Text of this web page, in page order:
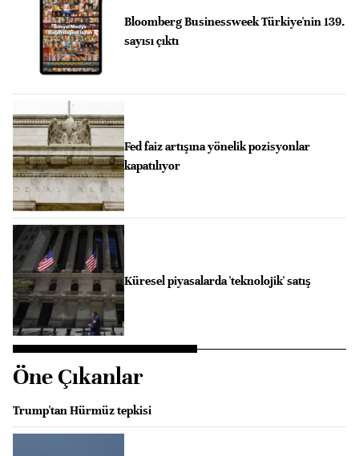
Bloomberg Businessweek Türkiye'nin 139.
sayısı çıktı
Fed faiz artışına yönelik pozisyonlar
kapatılıyor
Küresel piyasalarda 'teknolojik' satış
Öne Çıkanlar
Trump'tan Hürmüz tepkisi